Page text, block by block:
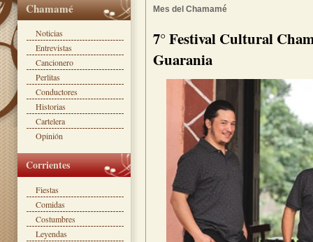
Mes del Chamamé
7° Festival Cultural
Guarania
Chamamé
Noticias
Entrevistas
Cancionero
Perlitas
Conductores
Historias
Cartelera
Opinión
Corrientes
Fiestas
Comidas
Costumbres
Leyendas